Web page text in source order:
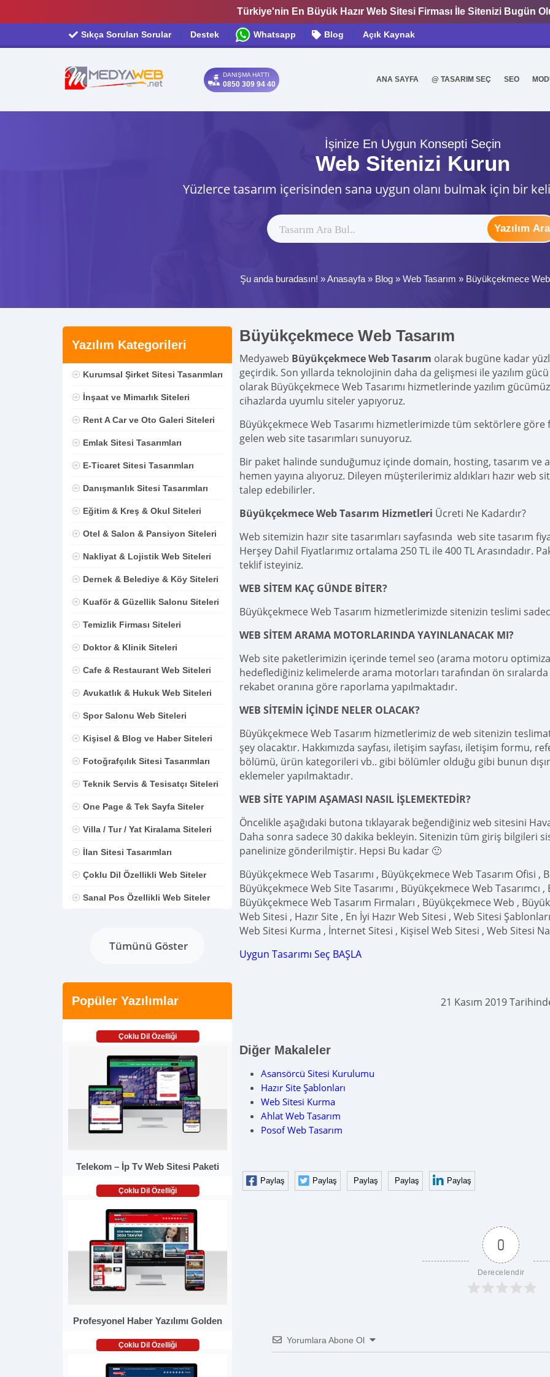
Türkiye'nin En Büyük Hazır Web Sitesi Firması İle Sitenizi Bugün
Sıkça Sorulan Sorular Destek Whatsapp Blog Açık Kaynak
DANIŞMA HATTI
0850 309 94 40
ANA SAYFA @ TASARIM SEÇ SEO
İşinize En Uygun Konsepti Seçin
Web Sitenizi Kurun
Yüzlerce tasarım içerisinden sana uygun olanı bulmak için bir
Yazılım Ara
Şu anda buradasın! »Anasayfa » Blog » Web Tasarım » Büyükçekmece Web
Yazılım Kategorileri
Kurumsal Şirket Sitesi Tasarımları
İnşaat ve Mimarlık Siteleri
Rent A Car ve Oto Galeri Siteleri
Emlak Sitesi Tasarımları
E-Ticaret Sitesi Tasarımları
Danışmanlık Sitesi Tasarımları
Eğitim & Kreş & Okul Siteleri
Otel & Salon & Pansiyon Siteleri
Nakliyat & Lojistik Web Siteleri
Dernek & Belediye & Köy Siteleri
Kuaför & Güzellik Salonu Siteleri
Temizlik Firması Siteleri
Doktor & Klinik Siteleri
Cafe & Restaurant Web Siteleri
Avukatlık & Hukuk Web Siteleri
Spor Salonu Web Siteleri
Kişisel & Blog ve Haber Siteleri
Fotoğrafçılık Sitesi Tasarımları
Teknik Servis & Tesisatçı Siteleri
One Page & Tek Sayfa Siteler
Villa / Tur / Yat Kiralama Siteleri
İlan Sitesi Tasarımları
Çoklu Dil Özellikli Web Siteler
Sanal Pos Özellikli Web Siteler
Tümünü Göster
Popüler Yazılımlar
Çoklu Dil Özelliği
Telekom – İp Tv Web Sitesi Paketi
Çoklu Dil Özelliği
Profesyonel Haber Yazılımı Golden
Çoklu Dil Özelliği
Büyükçekmece Web Tasarım
Medyaweb Büyükçekmece Web Tasarım olarak bugüne kadar
geçirdik. Son yıllarda teknolojinin daha da gelişmesi ile yazılım
olarak Büyükçekmece Web Tasarımı hizmetlerinde yazılım
cihazlarda uyumlu siteler yapıyoruz.
Büyükçekmece Web Tasarımı hizmetlerimizde tüm sektörlere göre
gelen web site tasarımları sunuyoruz.
Bir paket halinde sunduğumuz içinde domain, hosting, tasarım
hemen yayına alıyoruz. Dileyen müşterilerimiz aldıkları hazır
talep edebilirler.
Büyükçekmece Web Tasarım Hizmetleri Ücreti Ne Kadardır?
Web sitemizin hazır site tasarımları sayfasında web site tasarım
Herşey Dahil Fiyatlarımız ortalama 250 TL ile 400 TL Arasındadır.
teklif isteyiniz.
WEB SİTEM KAÇ GÜNDE BİTER?
Büyükçekmece Web Tasarım hizmetlerimizde sitenizin teslimi
WEB SİTEM ARAMA MOTORLARINDA YAYINLANACAK MI?
Web site paketlerimizin içerinde temel seo (arama motoru
hedeflediğiniz kelimelerde arama motorları tarafından ön
rekabet oranına göre raporlama yapılmaktadır.
WEB SİTEMİN İÇİNDE NELER OLACAK?
Büyükçekmece Web Tasarım hizmetlerimiz de web sitenizin
şey olacaktır. Hakkımızda sayfası, iletişim sayfası, iletişim formu,
bölümü, ürün kategorileri vb.. gibi bölümler olduğu gibi bunun
eklemeler yapılmaktadır.
WEB SİTE YAPIM AŞAMASI NASIL İŞLEMEKTEDİR?
Öncelikle aşağıdaki butona tıklayarak beğendiğiniz web sitesini
Daha sonra sadece 30 dakika bekleyin. Sitenizin tüm giriş bilgileri
panelinize gönderilmiştir. Hepsi Bu kadar 🙂
Büyükçekmece Web Tasarımı , Büyükçekmece Web Tasarım Ofisi ,
Büyükçekmece Web Site Tasarımı , Büyükçekmece Web Tasarımcı
Büyükçekmece Web Tasarım Firmaları , Büyükçekmece Web ,
Web Sitesi , Hazır Site , En İyi Hazır Web Sitesi , Web Sitesi
Web Sitesi Kurma , İnternet Sitesi , Kişisel Web Sitesi , Web Sitesi
Uygun Tasarımı Seç BAŞLA
21 Kasım 2019
Diğer Makaleler
Asansörcü Sitesi Kurulumu
Hazır Site Şablonları
Web Sitesi Kurma
Ahlat Web Tasarım
Posof Web Tasarım
Paylaş Paylaş Paylaş Paylaş Paylaş
0
Derecelendir
Yorumlara Abone Ol